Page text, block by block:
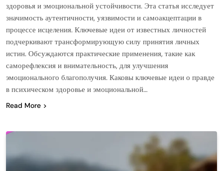
здоровья и эмоциональной устойчивости. Эта статья исследует
значимость аутентичности, уязвимости и самоакцептации в
процессе исцеления. Ключевые идеи от известных личностей
подчеркивают трансформирующую силу принятия личных
истин. Обсуждаются практические применения, такие как
саморефлексия и внимательность, для улучшения
эмоционального благополучия. Каковы ключевые идеи о правде
в психическом здоровье и эмоциональной…
Read More